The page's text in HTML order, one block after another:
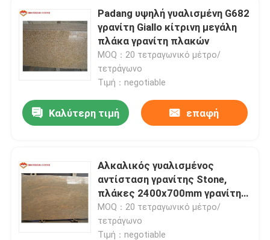
Padang υψηλή γυαλισμένη G682
γρανίτη Giallo κίτρινη μεγάλη
πλάκα γρανίτη πλακών
MOQ：20 τετραγωνικό μέτρο/
τετράγωνο
Τιμή：negotiable
Καλύτερη τιμή επαφή
Αλκαλικός γυαλισμένος
αντίσταση γρανίτης Stone,
πλάκες 2400x700mm γρανίτη
της Κίνας Juparana
MOQ：20 τετραγωνικό μέτρο/
τετράγωνο
Τιμή：negotiable